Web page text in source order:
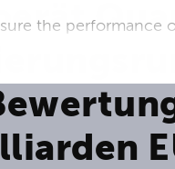
the performance
your online